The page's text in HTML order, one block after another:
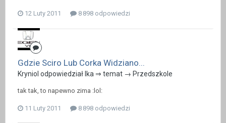
12 Luty 2011 8 898 odpowiedzi
Gdzie Sciro Lub Corka Widziano...
Kryniol odpowiedział Ika ⇒ temat → Przedszkole
tak tak, to napewno zima :lol:
11 Luty 2011 8 898 odpowiedzi